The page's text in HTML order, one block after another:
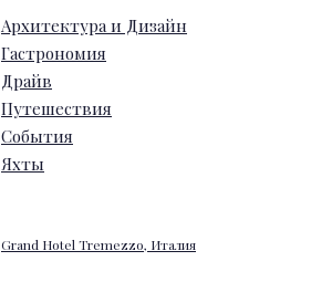
Архитектура и Дизайн
Гастрономия
Драйв
Путешествия
События
Яхты
Grand Hotel Tremezzo, Италия